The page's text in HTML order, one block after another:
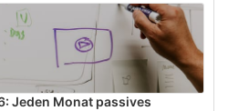
Jeden Monat passives